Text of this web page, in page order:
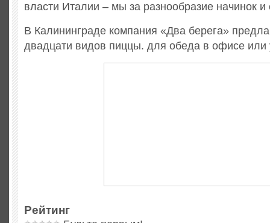
власти Италии – мы за разнообразие начинок и
В Калининграде компания «Два берега»
двадцати видов пиццы. для обеда в офисе
Рейтинг